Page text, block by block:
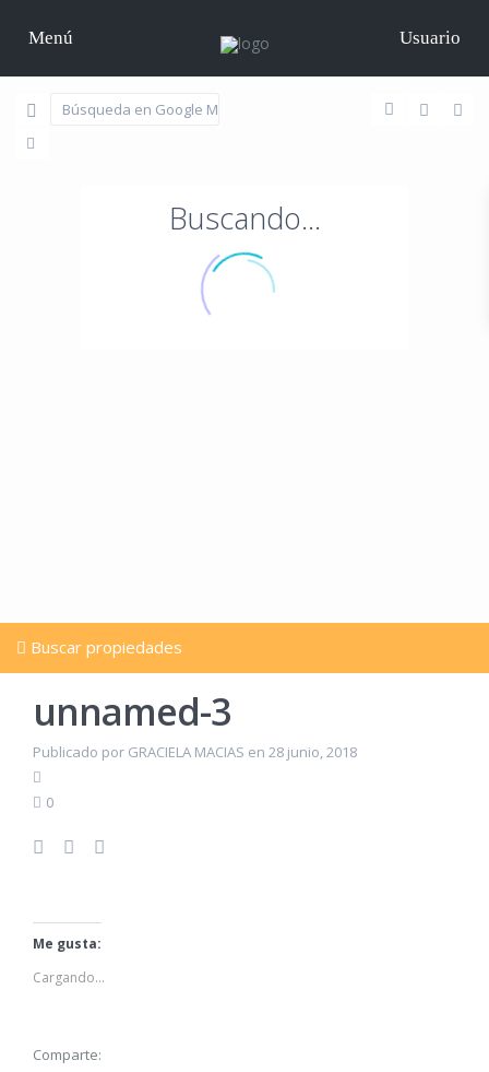
Menú Usuario
Buscando...
Buscar propiedades
unnamed-3
Publicado por GRACIELA MACIAS en 28 junio, 2018
0
Me gusta:
Cargando...
Comparte: